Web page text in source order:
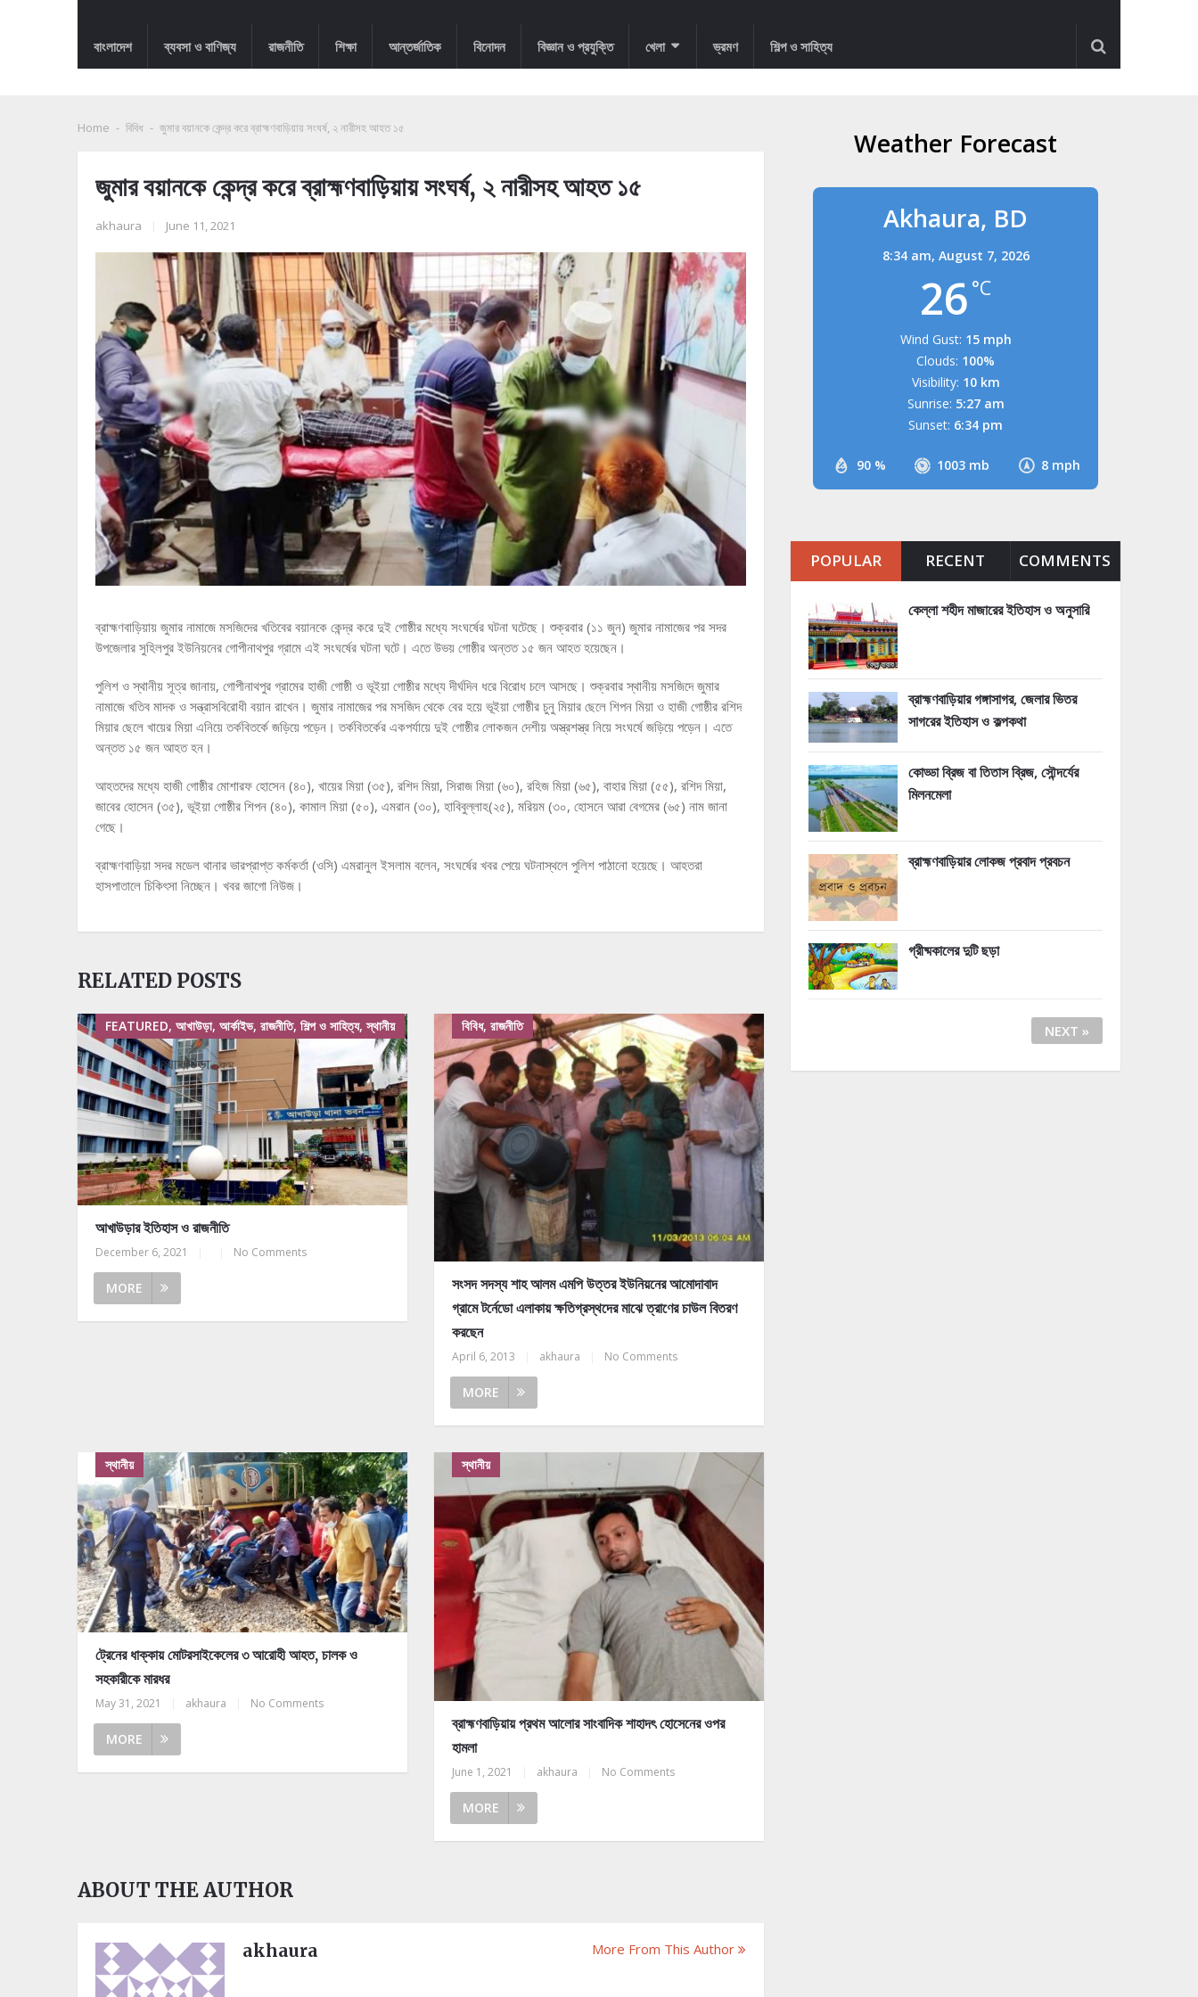
বাংলাদেশ ব্যবসা ও বাণিজ্য রাজনীতি শিক্ষা আন্তর্জাতিক বিনোদন বিজ্ঞান ও প্রযুক্তি খেলা ভ্রমণ শিল্প ও সাহিত্য
Home - বিবিধ - জুমার বয়ানকে কেন্দ্র করে ব্রাহ্মণবাড়িয়ায় সংঘর্ষ, ২ নারীসহ আহত ১৫
জুমার বয়ানকে কেন্দ্র করে ব্রাহ্মণবাড়িয়ায় সংঘর্ষ, ২ নারীসহ আহত ১৫
akhaura June 11, 2021
ব্রাহ্মণবাড়িয়ায় জুমার নামাজে মসজিদের খতিবের বয়ানকে কেন্দ্র করে দুই গোষ্ঠীর মধ্যে সংঘর্ষের ঘটনা ঘটেছে। শুক্রবার (১১ জুন) জুমার নামাজের পর সদর
উপজেলার সুহিলপুর ইউনিয়নের গোপীনাথপুর গ্রামে এই সংঘর্ষের ঘটনা ঘটে। এতে উভয় গোষ্ঠীর অন্তত ১৫ জন আহত হয়েছেন।
পুলিশ ও স্থানীয় সূত্র জানায়, গোপীনাথপুর গ্রামের হাজী গোষ্ঠী ও ভূইয়া গোষ্ঠীর মধ্যে দীর্ঘদিন ধরে বিরোধ চলে আসছে। শুক্রবার স্থানীয় মসজিদে জুমার
নামাজে খতিব মাদক ও সন্ত্রাসবিরোধী বয়ান রাখেন। জুমার নামাজের পর মসজিদ থেকে বের হয়ে ভূইয়া গোষ্ঠীর চুনু মিয়ার ছেলে শিপন মিয়া ও হাজী গোষ্ঠীর রশিদ
মিয়ার ছেলে খায়ের মিয়া এনিয়ে তর্কবিতর্কে জড়িয়ে পড়েন। তর্কবিতর্কের একপর্যায়ে দুই গোষ্ঠীর লোকজন দেশীয় অস্ত্রশস্ত্র নিয়ে সংঘর্ষে জড়িয়ে পড়েন। এতে
অন্তত ১৫ জন আহত হন।
আহতদের মধ্যে হাজী গোষ্ঠীর মোশারফ হোসেন (৪০), খায়ের মিয়া (৩৫), রশিদ মিয়া, সিরাজ মিয়া (৬০), রহিজ মিয়া (৬৫), বাহার মিয়া (৫৫), রশিদ মিয়া,
জাবের হোসেন (৩৫), ভূইয়া গোষ্ঠীর শিপন (৪০), কামাল মিয়া (৫০), এমরান (৩০), হাবিবুল্লাহ(২৫), মরিয়ম (৩০, হোসনে আরা বেগমের (৬৫) নাম জানা
গেছে।
ব্রাহ্মণবাড়িয়া সদর মডেল থানার ভারপ্রাপ্ত কর্মকর্তা (ওসি) এমরানুল ইসলাম বলেন, সংঘর্ষের খবর পেয়ে ঘটনাস্থলে পুলিশ পাঠানো হয়েছে। আহতরা
হাসপাতালে চিকিৎসা নিচ্ছেন। খবর জাগো নিউজ।
RELATED POSTS
FEATURED, আখাউড়া, আর্কাইভ, রাজনীতি, শিল্প ও সাহিত্য, স্থানীয়
আখাউড়ার ইতিহাস ও রাজনীতি
December 6, 2021 No Comments
MORE
বিবিধ, রাজনীতি
সংসদ সদস্য শাহ আলম এমপি উত্তর ইউনিয়নের আমোদাবাদ
গ্রামে টর্নেডো এলাকায় ক্ষতিগ্রস্থদের মাঝে ত্রাণের চাউল বিতরণ
করছেন
April 6, 2013 akhaura No Comments
MORE
স্থানীয়
ট্রেনের ধাক্কায় মোটরসাইকেলের ৩ আরোহী আহত, চালক ও
সহকারীকে মারধর
May 31, 2021 akhaura No Comments
MORE
স্থানীয়
ব্রাহ্মণবাড়িয়ায় প্রথম আলোর সাংবাদিক শাহাদৎ হোসেনের ওপর
হামলা
June 1, 2021 akhaura No Comments
MORE
ABOUT THE AUTHOR
akhaura More From This Author
Weather Forecast
Akhaura, BD
8:34 am, August 7, 2026
26 °C
90 % 1003 mb 8 mph
Wind Gust: 15 mph
Clouds: 100%
Visibility: 10 km
Sunrise: 5:27 am
Sunset: 6:34 pm
POPULAR RECENT COMMENTS
কেল্লা শহীদ মাজারের ইতিহাস ও অনুসারি
ব্রাহ্মণবাড়িয়ার গঙ্গাসাগর, জেলার ভিতর
সাগরের ইতিহাস ও কল্পকথা
কোড্ডা ব্রিজ বা তিতাস ব্রিজ, সৌন্দর্যের
মিলনমেলা
ব্রাহ্মণবাড়িয়ার লোকজ প্রবাদ প্রবচন
গ্রীষ্মকালের দুটি ছড়া
NEXT »